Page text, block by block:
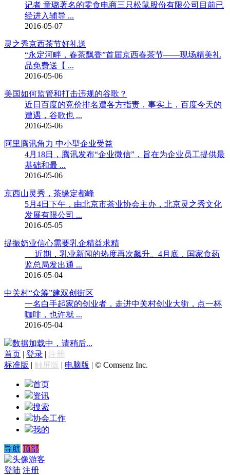
记者 童璐著名的零食电商三只松鼠股份有限公司目前已
经进入辅导 ...
2016-05-07
灵之秀京西茶节好礼送
“永定河畔，春茶飘香”首届京西春茶节——现场精美礼
品免费送【 ...
2016-05-06
美国如何监管和打击违规的谷歌？
近日百度的竞价排名遭各方指责，事实上，百度今天的
遭遇，谷歌也 ...
2016-05-06
阿里腾讯角力 中小型企业受益
4月18日，腾讯发布“企业微信”，旨在为企业员工提供最
基础和最 ...
2016-05-06
京西山灵秀，茶缘定都峰
5月4日下午，由北京市茶业协会主办，北京灵之秀文化
发展有限公司 ...
2016-05-05
提振奶业信心需要乳企精益求精
近期，乳业新闻的热度再次飙升。4月底，国家食药
监总局发出通 ...
2016-05-04
中关村“众筹”建双创街区
一名白手起家的创业者，走进中关村创业大街，点一杯
咖啡，也许就 ...
2016-05-04
数据加载中，请稍后...
首页 | 登录 | 注册
标准版 | 触屏版 | 电脑版 | © Comsenz Inc.
首页
资讯
搜索
协会工作
我的
导航 顶部
游客
登陆 注册